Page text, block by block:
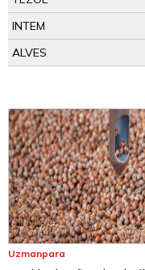
INTEM
ALVES
Uzmanpara